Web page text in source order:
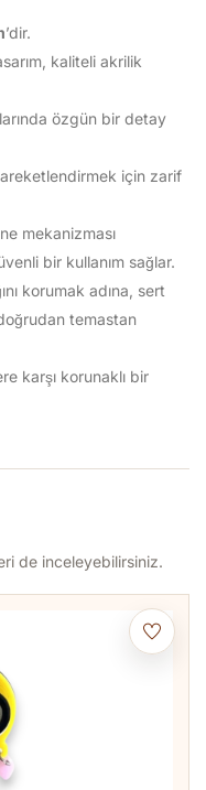
’dir.
kaliteli akrilik
özgün bir detay
için zarif
mekanizması
bir kullanım sağlar.
korumak adına, sert
temastan
karşı korunaklı bir
de inceleyebilirsiniz.